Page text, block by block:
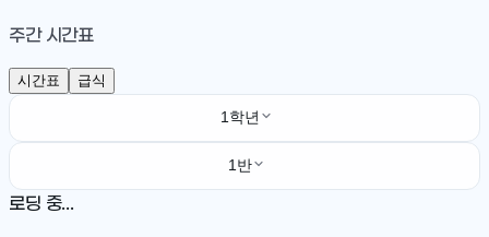
주간 시간표
시간표 급식
1학년
1반
로딩 중...